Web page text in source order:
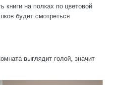
книги на полках по цветовой
будет смотреться
выглядит голой, значит